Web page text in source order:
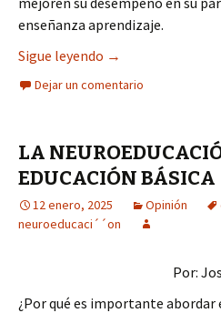
enseñanza aprendizaje.
Sigue leyendo QUÉ COSA ES LA
→
Dejar un comentario
LA
EDUCACIÓN BÁSICA
12 enero, 2025 Opinión
neuroeducaci´´on
Por:
¿Por qué es importante abordar